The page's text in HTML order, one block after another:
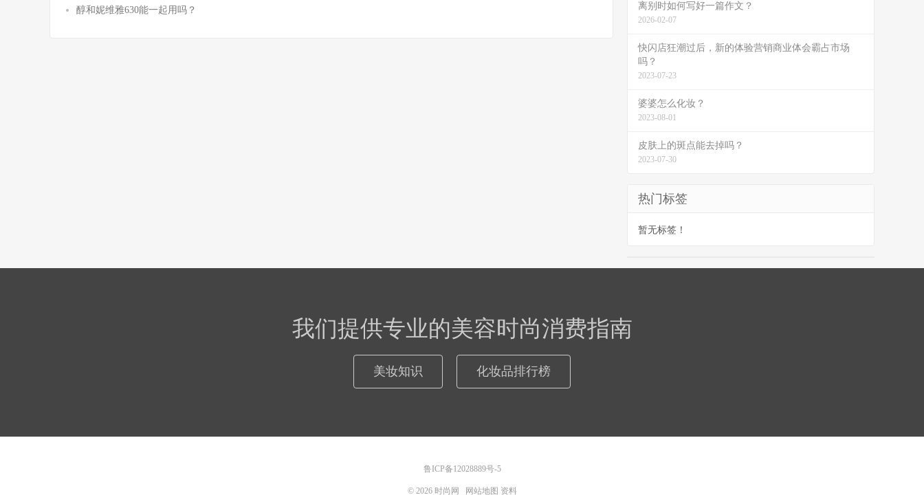
醇和妮维雅630能一起用吗？ 离别时如何写好一篇作文？
2026-02-07
快闪店狂潮过后，新的体验营销商业体会霸占市场
吗？
2023-07-23
婆婆怎么化妆？
2023-08-01
皮肤上的斑点能去掉吗？
2023-07-30
热门标签
暂无标签！
我们提供专业的美容时尚消费指南
美妆知识 化妆品排行榜
鲁ICP备12028889号-5
© 2026 时尚网 网站地图 资料